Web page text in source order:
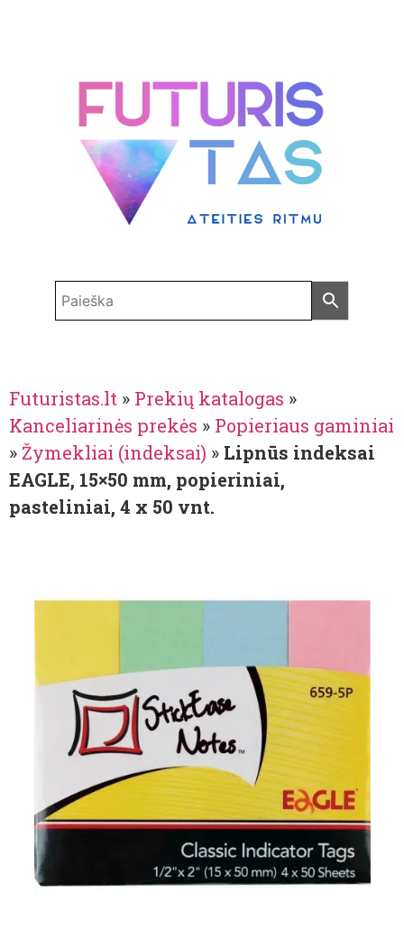
Futuristas.lt » Prekių katalogas »
Kanceliarinės prekės » Popieriaus gaminiai
» Žymekliai (indeksai) » Lipnūs indeksai
EAGLE, 15×50 mm, popieriniai,
pasteliniai, 4 x 50 vnt.